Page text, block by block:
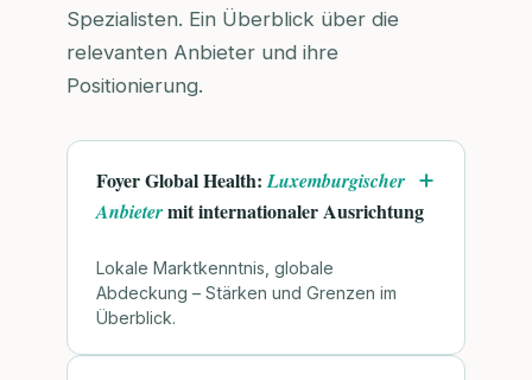
Spezialisten. Ein Überblick über die
relevanten Anbieter und ihre
Positionierung.
Foyer Global Health:Luxemburgischer
Anbietermit internationaler Ausrichtung
Lokale Marktkenntnis, globale
Abdeckung – Stärken und Grenzen im
Überblick.